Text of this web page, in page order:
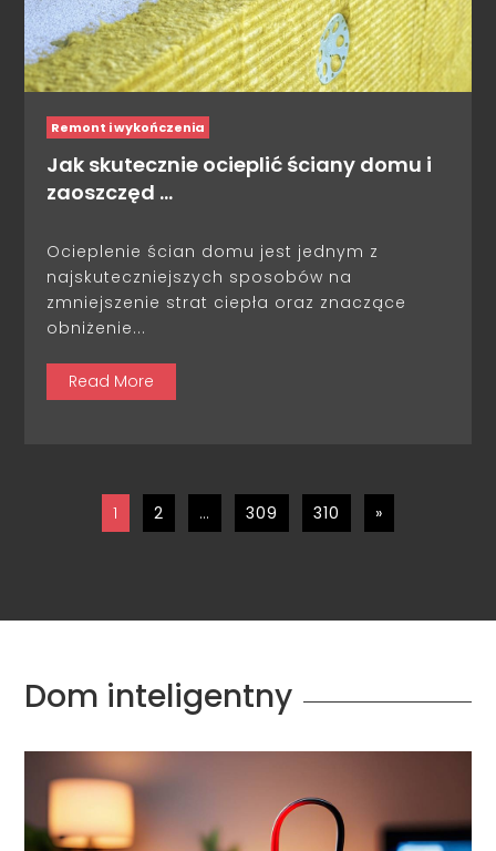
Remont i wykończenia
Jak skutecznie ocieplić ściany domu i
zaoszczęd …
Ocieplenie ścian domu jest jednym z
najskuteczniejszych sposobów na
zmniejszenie strat ciepła oraz znaczące
obniżenie...
Read More
1 2 … 309 310 »
Dom inteligentny